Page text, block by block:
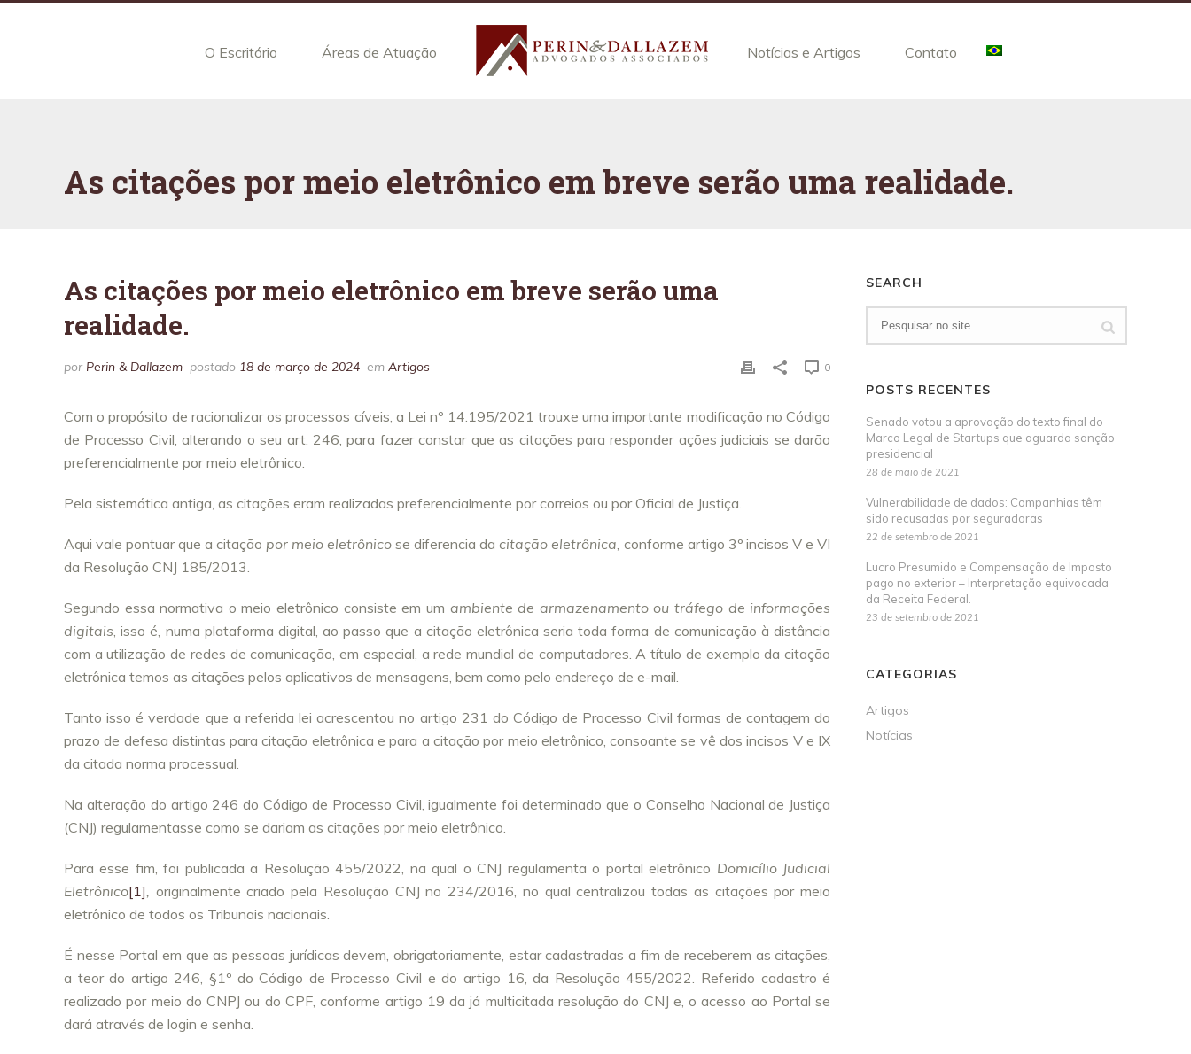
O Escritório Áreas de Atuação Notícias e Artigos Contato
As citações por meio eletrônico em breve serão uma realidade.
As citações por meio eletrônico em breve serão uma
realidade.
por Perin & Dallazem postado 18 de março de 2024 em Artigos 0
Com o propósito de racionalizar os processos cíveis, a Lei nº 14.195/2021 trouxe uma importante modificação no Código
de Processo Civil, alterando o seu art. 246, para fazer constar que as citações para responder ações judiciais se darão
preferencialmente por meio eletrônico.
Pela sistemática antiga, as citações eram realizadas preferencialmente por correios ou por Oficial de Justiça.
Aqui vale pontuar que a citação por meio eletrônico se diferencia dacitação eletrônica,conforme artigo 3º incisos V e VI
da Resolução CNJ 185/2013.
Segundo essa normativa o meio eletrônico consiste em um ambiente de armazenamento ou tráfego de informações
digitais, isso é, numa plataforma digital, ao passo que a citação eletrônica seria toda forma de comunicação à distância
com a utilização de redes de comunicação, em especial, a rede mundial de computadores. A título de exemplo da citação
eletrônica temos as citações pelos aplicativos de mensagens, bem como pelo endereço de e-mail.
Tanto isso é verdade que a referida lei acrescentou no artigo 231 do Código de Processo Civil formas de contagem do
prazo de defesa distintas para citação eletrônica e para a citação por meio eletrônico, consoante se vê dos incisos V e IX
da citada norma processual.
Na alteração do artigo 246 do Código de Processo Civil, igualmente foi determinado que o Conselho Nacional de Justiça
(CNJ) regulamentasse como se dariam as citações por meio eletrônico.
Para esse fim, foi publicada a Resolução 455/2022, na qual o CNJ regulamenta o portal eletrônico Domicílio Judicial
Eletrônico[1], originalmente criado pela Resolução CNJ no 234/2016, no qual centralizou todas as citações por meio
eletrônico de todos os Tribunais nacionais.
É nesse Portal em que as pessoas jurídicas devem, obrigatoriamente, estar cadastradas a fim de receberem as citações,
a teor do artigo 246, §1º do Código de Processo Civil e do artigo 16, da Resolução 455/2022. Referido cadastro é
realizado por meio do CNPJ ou do CPF, conforme artigo 19 da já multicitada resolução do CNJ e, o acesso ao Portal se
dará através de login e senha.
SEARCH
POSTS RECENTES
Senado votou a aprovação do texto final do
Marco Legal de Startups que aguarda sanção
presidencial
28 de maio de 2021
Vulnerabilidade de dados: Companhias têm
sido recusadas por seguradoras
22 de setembro de 2021
Lucro Presumido e Compensação de Imposto
pago no exterior – Interpretação equivocada
da Receita Federal.
23 de setembro de 2021
CATEGORIAS
Artigos
Notícias